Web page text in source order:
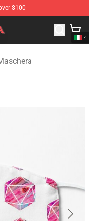
$100
Merchandise Store